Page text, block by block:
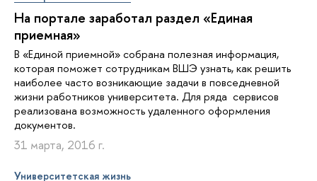
На портале заработал раздел «Единая
приемная»
В «Единой приемной» собрана полезная информация,
которая поможет сотрудникам ВШЭ узнать, как решить
наиболее часто возникающие задачи в повседневной
жизни работников университета. Для ряда сервисов
реализована возможность удаленного оформления
документов.
31 марта, 2016 г.
Университетская жизнь